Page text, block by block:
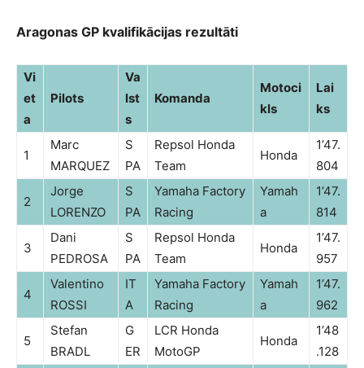
Aragonas GP kvalifikācijas rezultāti
Vi
et
a
Pilots
Va
lst
s
Komanda
Motoci
kls
Lai
ks
1
Marc
MARQUEZ
S
PA
Repsol Honda
Team
Honda
1’47.
804
2
Jorge
LORENZO
S
PA
Yamaha Factory
Racing
Yamah
a
1’47.
814
3
Dani
PEDROSA
S
PA
Repsol Honda
Team
Honda
1’47.
957
4
Valentino
ROSSI
IT
A
Yamaha Factory
Racing
Yamah
a
1’47.
962
5
Stefan
BRADL
G
ER
LCR Honda
MotoGP
Honda
1’48
.128